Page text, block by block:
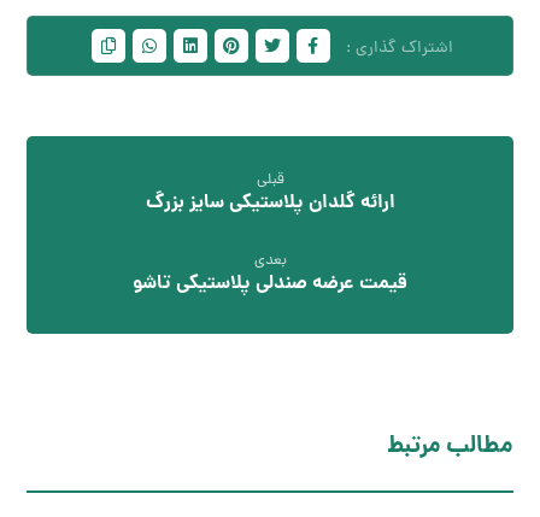
قبلی
ارائه گلدان پلاستیکی سایز بزرگ
بعدی
قیمت عرضه صندلی پلاستیکی تاشو
مطالب مرتبط